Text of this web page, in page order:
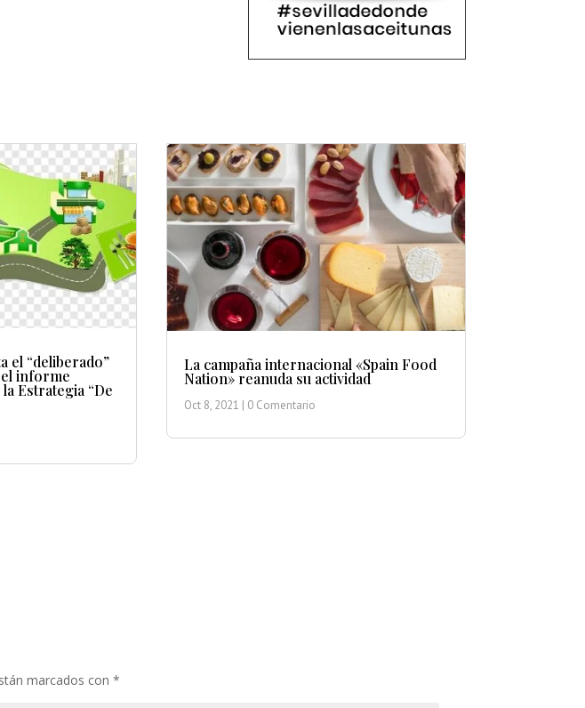
el “deliberado”
informe
Estrategia “De
La campaña internacional «Spain Food
Nation» reanuda su actividad
Oct 8, 2021 | 0 Comentario
marcados con*